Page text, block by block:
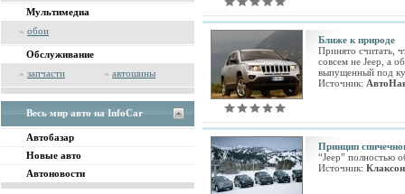
Мультимедиа
» обои
Обслуживание
» запчасти » автошины
Весь мир авто на InfoCar
Автобазар
Новые авто
Автоновости
Ближе к природе
Принято считать,
совсем не Jeep, а
выпущенный под
Источник:
Принцип
“Jeep” полностью
Источник: